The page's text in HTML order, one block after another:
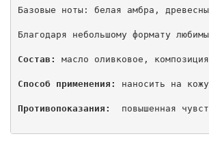
Базовые ноты: белая амбра,
Благодаря небольшому формату
Состав: масло оливковое,
Способ применения: наносить на
Противопоказания:
повышенная